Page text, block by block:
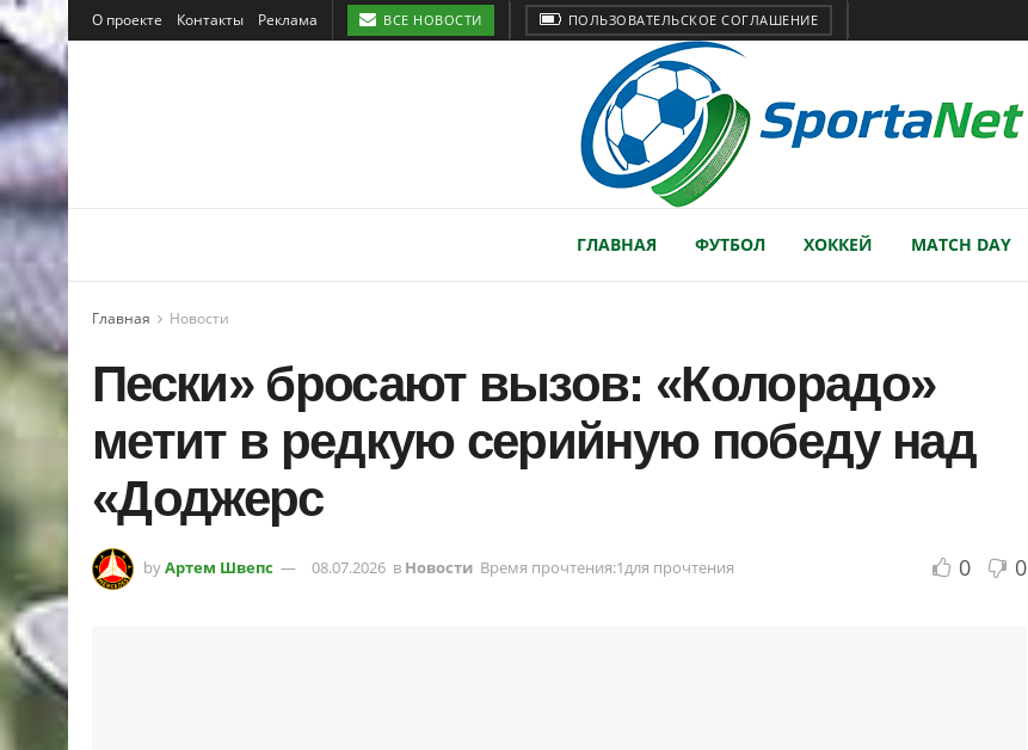
О проекте Контакты Реклама ВСЕ НОВОСТИ ПОЛЬЗОВАТЕЛЬСКОЕ СОГЛАШЕНИЕ
ГЛАВНАЯ ФУТБОЛ ХОККЕЙ MATCH DAY
Главная Новости
Пески» бросают вызов: «Колорадо»
метит в редкую серийную победу над
«Доджерс
byАртем Швепс 08.07.2026 в Новости Время прочтения:1для прочтения 0 0